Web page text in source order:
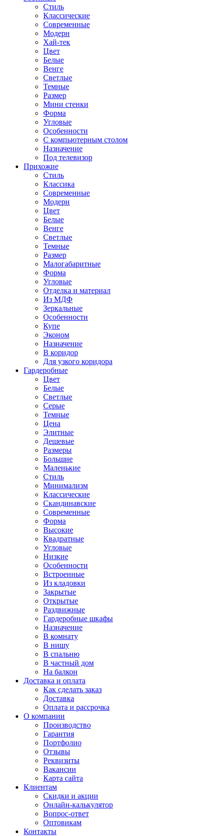
Стиль
Классические
Современные
Модерн
Хай-тек
Цвет
Белые
Венге
Светлые
Темные
Размер
Мини стенки
Форма
Угловые
Особенности
С компьютерным столом
Назначение
Под телевизор
Прихожие
Стиль
Классика
Современные
Модерн
Цвет
Белые
Венге
Светлые
Темные
Размер
Малогабаритные
Форма
Угловые
Отделка и материал
Из МДФ
Зеркальные
Особенности
Купе
Эконом
Назначение
В коридор
Для узкого коридора
Гардеробные
Цвет
Белые
Светлые
Серые
Темные
Цена
Элитные
Дешевые
Размеры
Большие
Маленькие
Стиль
Минимализм
Классические
Скандинавские
Современные
Форма
Высокие
Квадратные
Угловые
Низкие
Особенности
Встроенные
Из кладовки
Закрытые
Открытые
Раздвижные
Гардеробные шкафы
Назначение
В комнату
В нишу
В спальню
В частный дом
На балкон
Доставка и оплата
Как сделать заказ
Доставка
Оплата и рассрочка
О компании
Производство
Гарантия
Портфолио
Отзывы
Реквизиты
Вакансии
Карта сайта
Клиентам
Скидки и акции
Онлайн-калькулятор
Вопрос-ответ
Оптовикам
Контакты